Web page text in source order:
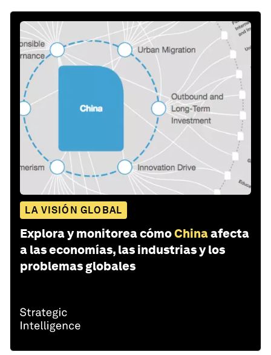
LA VISIÓN GLOBAL
Explora y monitorea cómoChinaafecta
a las economías, las industrias y los
problemas globales